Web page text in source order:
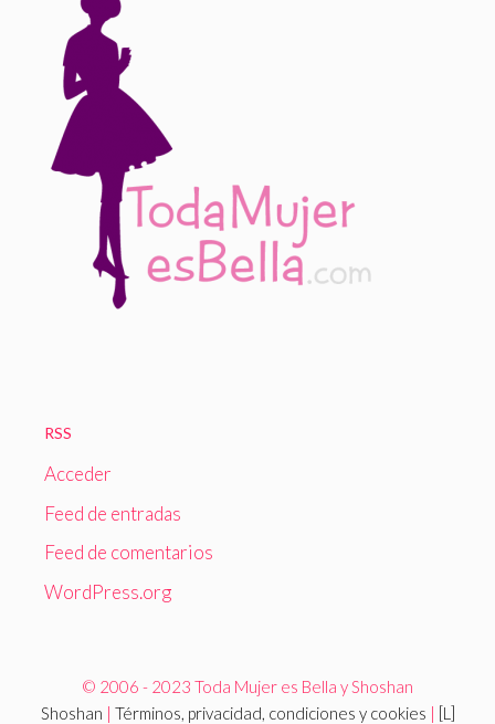
RSS
Acceder
Feed de entradas
Feed de comentarios
WordPress.org
© 2006 - 2023 Toda Mujer es Bella y Shoshan
Shoshan | Términos, privacidad, condiciones y cookies | [L]